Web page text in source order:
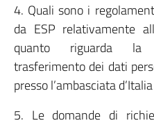
4. Quali sono i
da ESP relativamente
quanto riguarda la
trasferimento dei dati
presso l’ambasciata
5. Le domande di